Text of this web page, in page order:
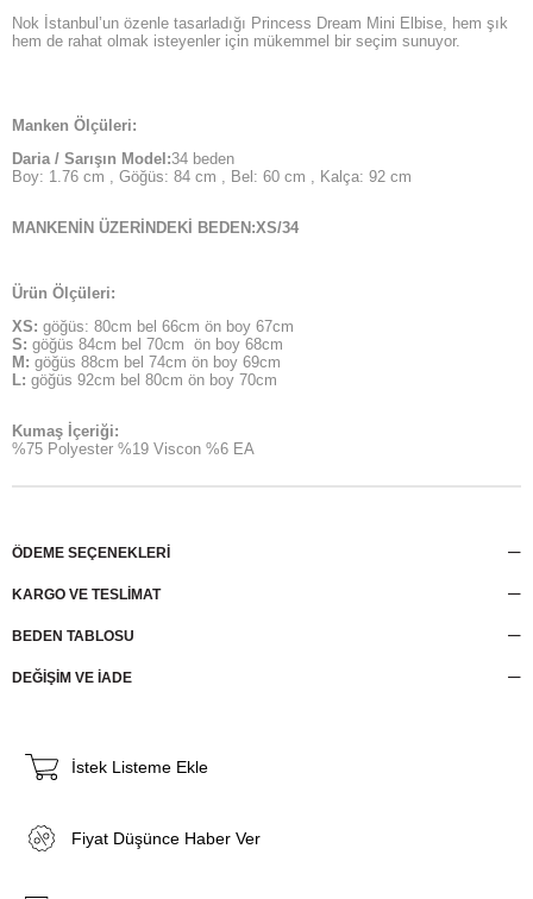
Nok İstanbul’un özenle tasarladığı Princess Dream Mini Elbise, hem şık
hem de rahat olmak isteyenler için mükemmel bir seçim sunuyor.
Manken Ölçüleri:
Daria / Sarışın Model:34 beden
Boy: 1.76 cm , Göğüs: 84 cm , Bel: 60 cm , Kalça: 92 cm
MANKENİN ÜZERİNDEKİ BEDEN:XS/34
Ürün Ölçüleri:
XS: göğüs: 80cm bel 66cm ön boy 67cm
S: göğüs 84cm bel 70cm ön boy 68cm
M: göğüs 88cm bel 74cm ön boy 69cm
L: göğüs 92cm bel 80cm ön boy 70cm
Kumaş İçeriği:
%75 Polyester %19 Viscon %6 EA
ÖDEME SEÇENEKLERI
KARGO VE TESLİMAT
BEDEN TABLOSU
DEĞİŞİM VE İADE
İstek Listeme Ekle
Fiyat Düşünce Haber Ver